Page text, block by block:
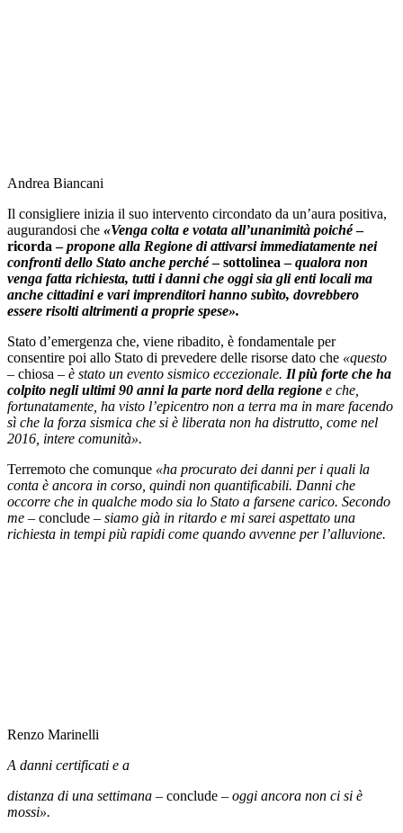
Andrea Biancani
Il consigliere inizia il suo intervento circondato da un’aura positiva,
augurandosi che «Venga colta e votata all’unanimità poiché–
ricorda –propone alla Regione di attivarsi immediatamente nei
confronti dello Stato anche perché– sottolinea –qualora non
venga fatta richiesta, tutti i danni che oggi sia gli enti locali ma
anche cittadini e vari imprenditori hanno subìto, dovrebbero
essere risolti altrimenti a proprie spese».
Stato d’emergenza che, viene ribadito, è fondamentale per
consentire poi allo Stato di prevedere delle risorse dato che «questo
– chiosa – è stato un evento sismico eccezionale. Il più forte che ha
colpito negli ultimi 90 anni la parte nord della regione e che,
fortunatamente, ha visto l’epicentro non a terra ma in mare facendo
sì che la forza sismica che si è liberata non ha distrutto, come nel
2016, intere comunità».
Terremoto che comunque «ha procurato dei danni per i quali la
conta è ancora in corso, quindi non quantificabili. Danni che
occorre che in qualche modo sia lo Stato a farsene carico. Secondo
me – conclude – siamo già in ritardo e mi sarei aspettato una
richiesta in tempi più rapidi come quando avvenne per l’alluvione.
Renzo Marinelli
A danni certificati e a
distanza di una settimana – conclude – oggi ancora non ci si è
mossi».